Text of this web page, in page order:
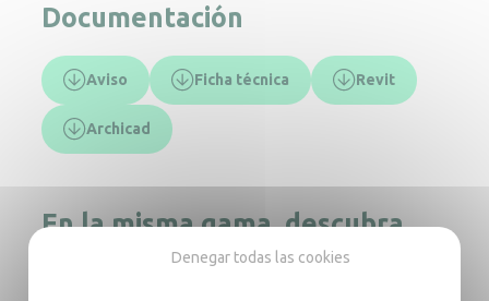
Documentación
Aviso Ficha técnica Revit
Archicad
En la misma gama, descubra
Denegar todas las cookies